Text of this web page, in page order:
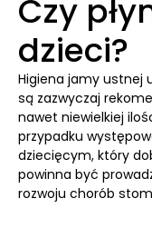
Czy
dzieci?
Higiena jamy ustnej
są zazwyczaj
nawet niewielkiej
przypadku
dziecięcym, który
powinna być
rozwoju chorób